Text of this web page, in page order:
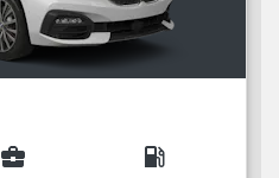
business_center local_gas_station